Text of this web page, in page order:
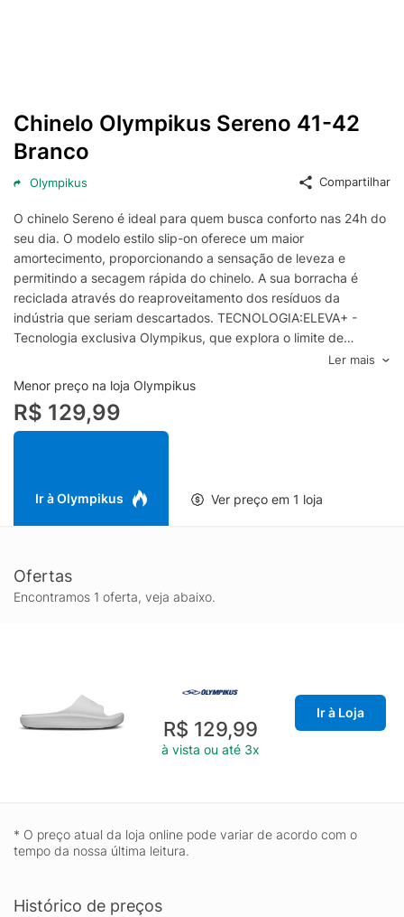
Chinelo Olympikus Sereno 41-42
Branco
Olympikus Compartilhar
O chinelo Sereno é ideal para quem busca conforto nas 24h do
seu dia. O modelo estilo slip-on oferece um maior
amortecimento, proporcionando a sensação de leveza e
permitindo a secagem rápida do chinelo. A sua borracha é
reciclada através do reaproveitamento dos resíduos da
indústria que seriam descartados. TECNOLOGIA:ELEVA+ -
Tecnologia exclusiva Olympikus, que explora o limite de
proporcionando o efeito trampolim, ou seja, absorvendo o
impacto da passada e transformando essa energia em
impulsão. Este EVA é leve e de baixa densidade, garantindo
menor deformação e mantendo o conforto e a durabilidade.
Ler mais
Menor preço na loja Olympikus
R$ 129,99
Ir à Olympikus Ver preço em 1 loja
Ofertas
Encontramos 1 oferta, veja abaixo.
R$ 129,99
à vista ou até 3x
Ir à Loja
* O preço atual da loja online pode variar de acordo com o
tempo da nossa última leitura.
Histórico de preços